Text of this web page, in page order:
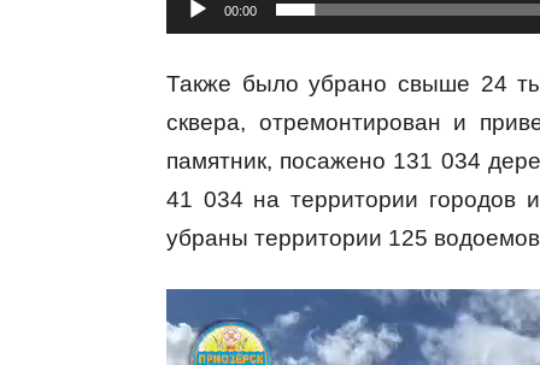
00:00
Также было убрано свыше 24
сквера, отремонтирован и
памятник, посажено 131 034
41 034 на территории городов
убраны территории 125
и